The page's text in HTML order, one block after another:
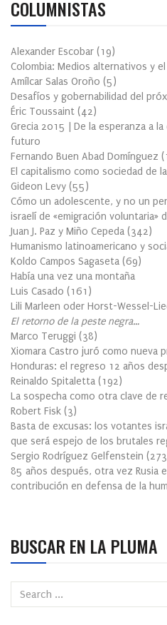
COLUMNISTAS
Alexander Escobar (19)
Colombia: Medios alternativos y
Amílcar Salas Oroño (5)
Desafíos y gobernabilidad del
Éric Toussaint (42)
Grecia 2015 | De la esperanza a
futuro
Fernando Buen Abad Domínguez (
El capitalismo como sociedad de
Gideon Levy (55)
Cómo un adolescente, y no un
israelí de «emigración voluntaria»
Juan J. Paz y Miño Cepeda (342)
Humanismo latinoamericano y
Koldo Campos Sagaseta (69)
Había una vez una montaña
Luis Casado (161 )
Lili Marleen oder Horst-Wessel-
El retorno de la peste negra…
Marco Teruggi (38)
Xiomara Castro juró como nueva
Honduras: el regreso 12 años
Reinaldo Spitaletta (192)
La sospecha como otra clave de
Robert Fisk (3)
Basta de excusas: los votantes
que será espejo de los brutales
Sergio Rodríguez Gelfenstein (273
85 años después, otra vez Rusia
contribución en defensa de la
BUSCAR EN LA PLUMA